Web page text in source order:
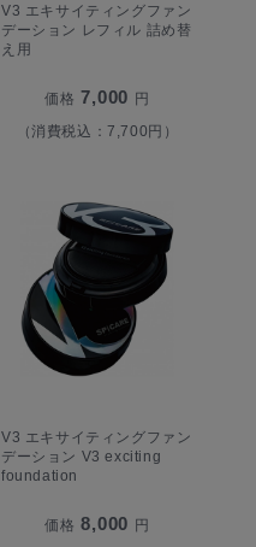
V3 エキサイティングファン
デーション レフィル 詰め替
え用
価格 7,000 円
（消費税込：7,700円）
V3 エキサイティングファン
デーション V3 exciting
foundation
価格 8,000 円